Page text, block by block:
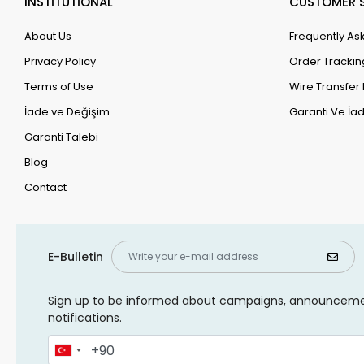
About Us
Privacy Policy
Terms of Use
İade ve Değişim
Garanti Talebi
Blog
Contact
Frequently
Order
Wire
Garanti Ve
E-Bulletin
Sign up to be informed about campaigns,
notifications.